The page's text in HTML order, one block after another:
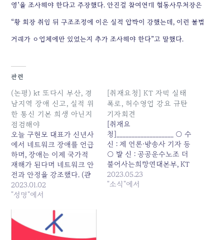
영’을 조사해야 한다고 주장했다. 안진걸 참여연대 협동사무처장은
“황 회장 취임 뒤 구조조정에 이은 실적 압박이 강했는데, 이런 불법
거래가 ㅇ업체에만 있었는지 추가 조사해야 한다”고 말했다.
관련
(논평) kt 또다시 부산, 경
남지역 장애 신고, 실적 위
한 통신 기본 희생 아닌지
점검해야
오늘 구현모 대표가 신년사
에서 네트워크 장애를 언급
하며, 장애는 이제 국가적
재해가 된다며 네트워크 안
전과 안정을 강조했다. (관
련기사
https://naver.me/GLAwRvvV)
한 부산발 전국 인터넷 재해
와 한 유투버의 문제 제기로
드러난 인터넷 속도 허위 개
2023.01.02
"성명"에서
[취재요청] KT 자뻑 실태
폭로, 허수영업 강요 규탄
기자회견
[취재요
청]___________________ ○ 수
신 : 제 언론·방송사 기자 등
○ 발 신 : 공공운수노조 더
불어사는희망연대본부, KT
민주동지회, KT새노조 ○
문 의 : 희망연대본부 정책
2023.05.23
"소식"에서